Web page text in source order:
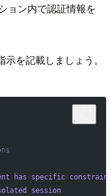
ョン内で認証情報を
を記載しましょう。
has specific
session